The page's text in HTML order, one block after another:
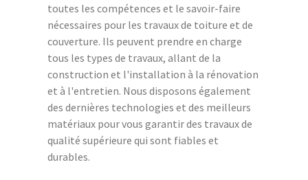
toutes les compétences et le savoir-faire
nécessaires pour les travaux de toiture et de
couverture. Ils peuvent prendre en charge
tous les types de travaux, allant de la
construction et l'installation à la rénovation
et à l'entretien. Nous disposons également
des dernières technologies et des meilleurs
matériaux pour vous garantir des travaux de
qualité supérieure qui sont fiables et
durables.